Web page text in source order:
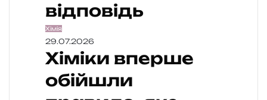
відповідь
Хімія
29.07.2026
Хіміки вперше
обійшли